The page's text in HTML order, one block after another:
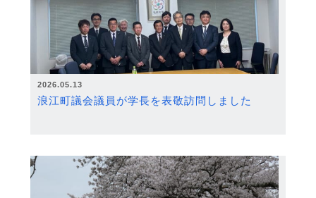
2026.05.13
浪江町議会議員が学長を表敬訪問しました